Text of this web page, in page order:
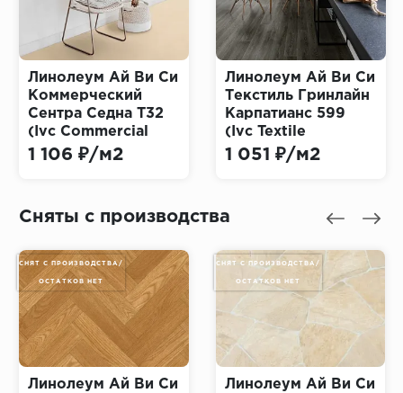
Линолеум Ай Ви Си
Коммерческий
Сентра Седна T32
(Ivc Commercial
Centra Sedna)
1 106 ₽/м2
Линолеум Ай Ви Си
Текстиль Гринлайн
Карпатианс 599
(Ivc Textile
Greenline
1 051 ₽/м2
Сняты с производства
СНЯТ С ПРОИЗВОДСТВА/
ОСТАТКОВ НЕТ
Линолеум Ай Ви Си
СНЯТ С ПРОИЗВОДСТВА/
ОСТАТКОВ НЕТ
Линолеум Ай Ви Си